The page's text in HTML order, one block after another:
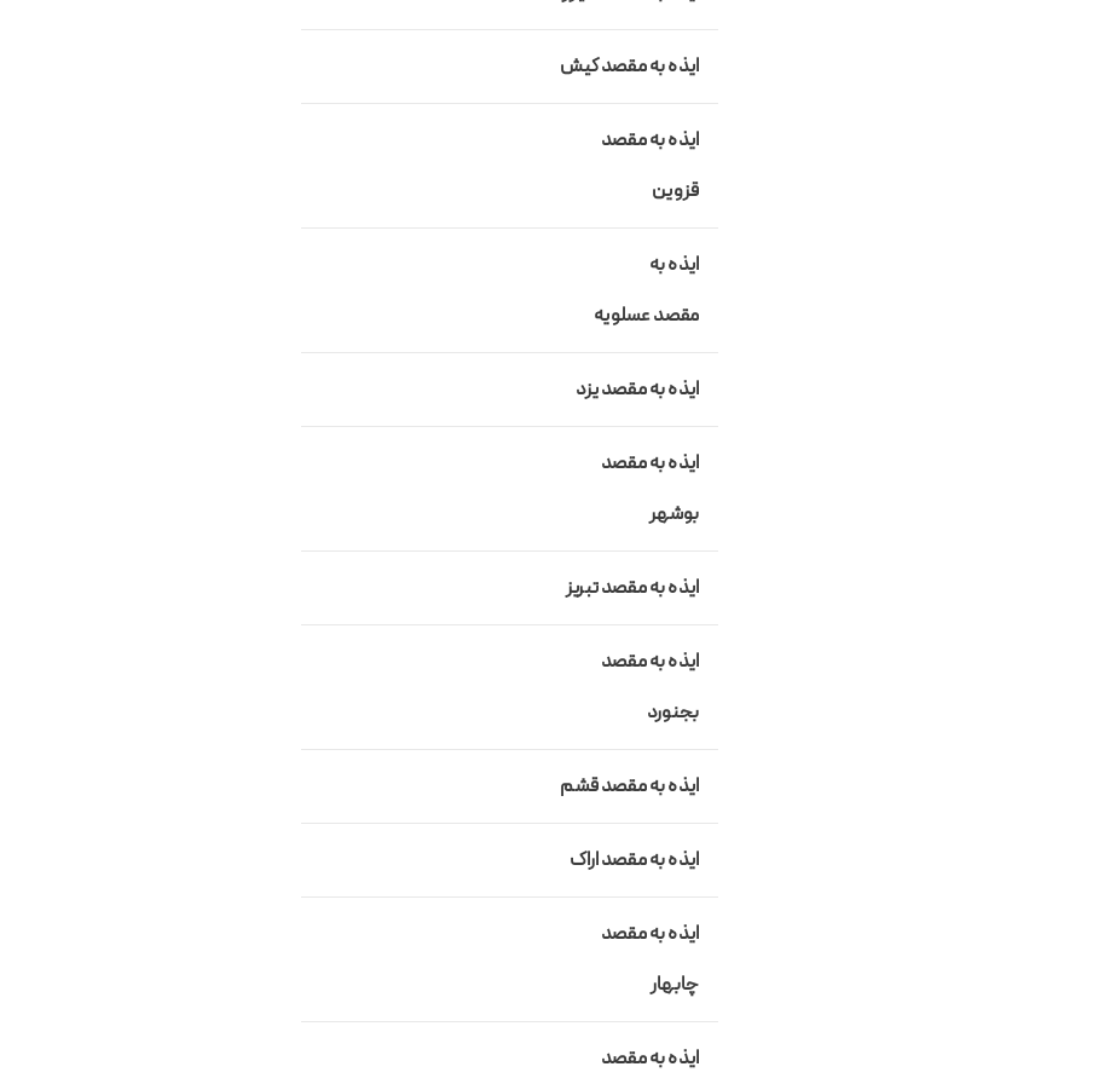
ایذه به مقصد کیش
ایذه به مقصد
قزوین
ایذه به
مقصدعسلویه
ایذه به مقصدیزد
ایذه به مقصد
بوشهر
ایذه به مقصد تبریز
ایذه به مقصد
بجنورد
ایذه به مقصد قشم
ایذه به مقصد اراک
ایذه به مقصد
چابهار
ایذه به مقصد